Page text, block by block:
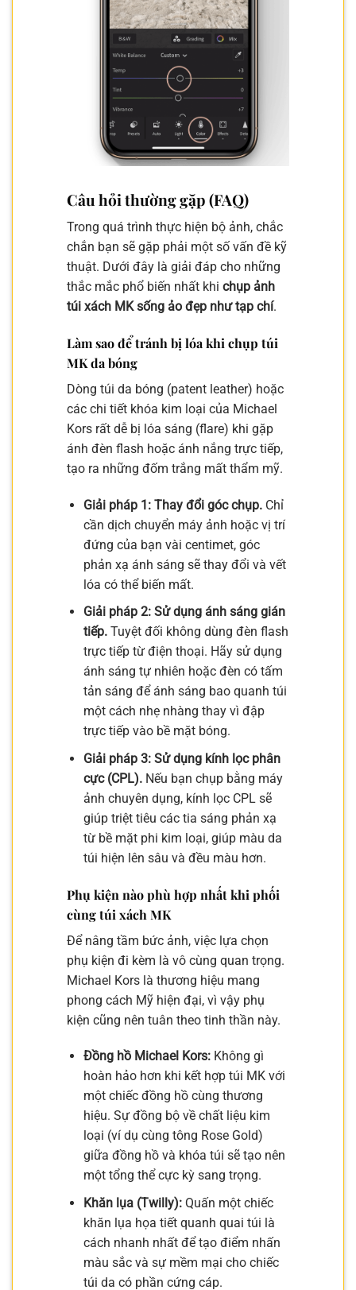
Câu hỏi thường gặp (FAQ)
Trong quá trình thực hiện bộ ảnh, chắc
chắn bạn sẽ gặp phải một số vấn đề kỹ
thuật. Dưới đây là giải đáp cho những
thắc mắc phổ biến nhất khi chụp ảnh
túi xách MK sống ảo đẹp như tạp chí.
Làm sao để tránh bị lóa khi chụp túi
MK da bóng
Dòng túi da bóng (patent leather) hoặc
các chi tiết khóa kim loại của Michael
Kors rất dễ bị lóa sáng (flare) khi gặp
ánh đèn flash hoặc ánh nắng trực tiếp,
tạo ra những đốm trắng mất thẩm mỹ.
Giải pháp 1: Thay đổi góc chụp.Chỉ
cần dịch chuyển máy ảnh hoặc vị trí
đứng của bạn vài centimet, góc
phản xạ ánh sáng sẽ thay đổi và vết
lóa có thể biến mất.
Giải pháp 2: Sử dụng ánh sáng gián
tiếp.Tuyệt đối không dùng đèn flash
trực tiếp từ điện thoại. Hãy sử dụng
ánh sáng tự nhiên hoặc đèn có tấm
tản sáng để ánh sáng bao quanh túi
một cách nhẹ nhàng thay vì đập
trực tiếp vào bề mặt bóng.
Giải pháp 3: Sử dụng kính lọc phân
cực (CPL).Nếu bạn chụp bằng máy
ảnh chuyên dụng, kính lọc CPL sẽ
giúp triệt tiêu các tia sáng phản xạ
từ bề mặt phi kim loại, giúp màu da
túi hiện lên sâu và đều màu hơn.
Phụ kiện nào phù hợp nhất khi phối
cùng túi xách MK
Để nâng tầm bức ảnh, việc lựa chọn
phụ kiện đi kèm là vô cùng quan trọng.
Michael Kors là thương hiệu mang
phong cách Mỹ hiện đại, vì vậy phụ
kiện cũng nên tuân theo tinh thần này.
Đồng hồ Michael Kors:Không gì
hoàn hảo hơn khi kết hợp túi MK với
một chiếc đồng hồ cùng thương
hiệu. Sự đồng bộ về chất liệu kim
loại (ví dụ cùng tông Rose Gold)
giữa đồng hồ và khóa túi sẽ tạo nên
một tổng thể cực kỳ sang trọng.
Khăn lụa (Twilly):Quấn một chiếc
khăn lụa họa tiết quanh quai túi là
cách nhanh nhất để tạo điểm nhấn
màu sắc và sự mềm mại cho chiếc
túi da có phần cứng cáp.